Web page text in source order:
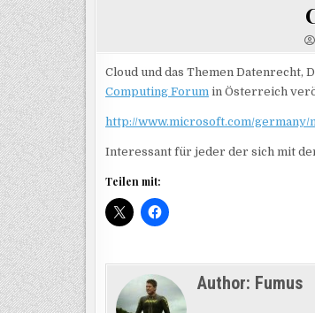
Cloud und das Themen Datenrecht,
Computing Forum in Österreich
http://www.microsoft.com/germany/
Interessant für jeder der sich mit
Teilen mit:
Author: Fumus